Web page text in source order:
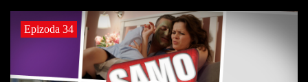
Epizoda 34